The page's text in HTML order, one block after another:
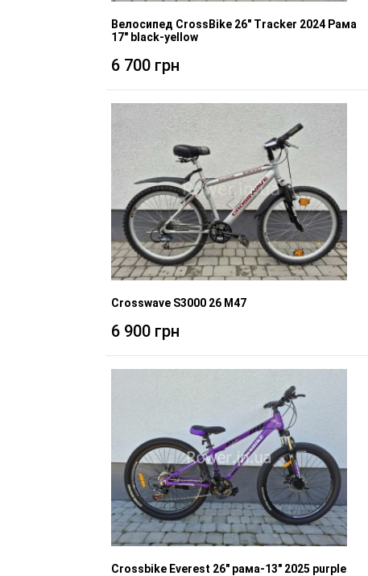
Велосипед CrossBike 26" Tracker 2024 Рама
17" black-yellow
6 700 грн
Crosswave S3000 26 M47
6 900 грн
Crossbike Everest 26" рама-13" 2025 purple